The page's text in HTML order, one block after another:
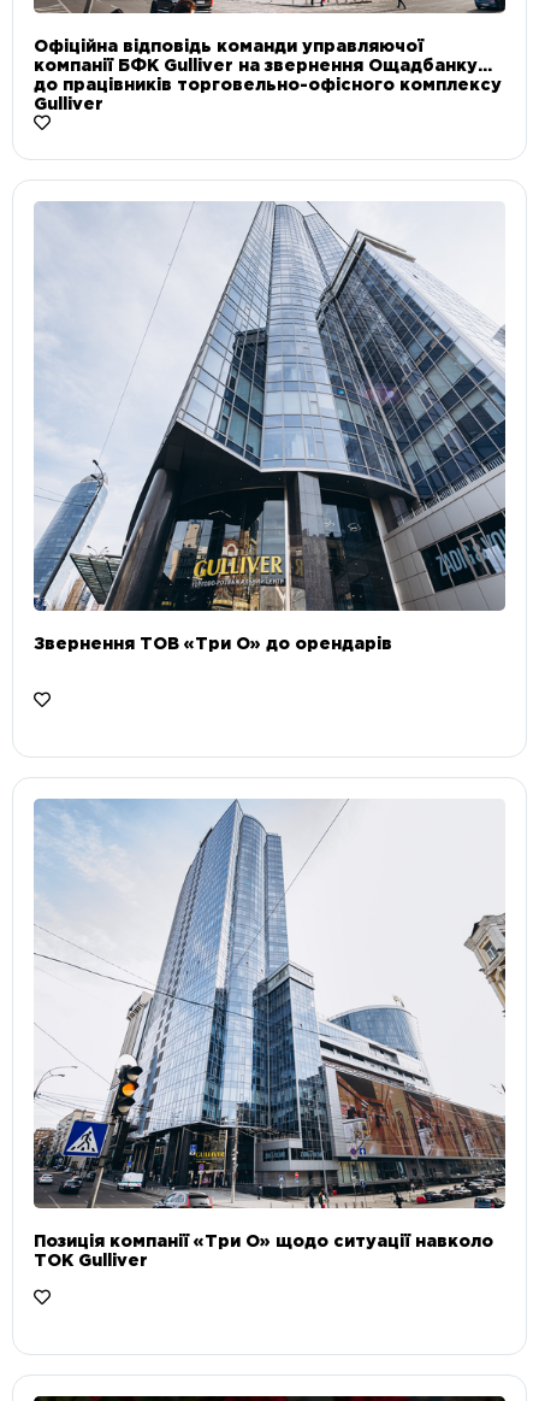
Офіційна відповідь команди управляючої
компанії БФК Gulliver на звернення Ощадбанку
до працівників торговельно-офісного комплексу
Gulliver
Звернення ТОВ «Три О» до орендарів
Позиція компанії «Три О» щодо ситуації навколо
ТОК Gulliver